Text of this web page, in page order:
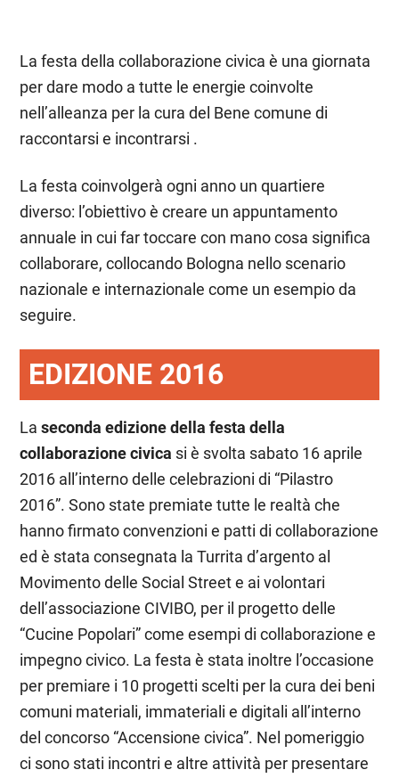
La festa della collaborazione civica è una giornata
per dare modo a tutte le energie coinvolte
nell’alleanza per la cura del Bene comune di
raccontarsi e incontrarsi .
La festa coinvolgerà ogni anno un quartiere
diverso: l’obiettivo è creare un appuntamento
annuale in cui far toccare con mano cosa significa
collaborare, collocando Bologna nello scenario
nazionale e internazionale come un esempio da
seguire.
EDIZIONE 2016
La seconda edizione della festa della
collaborazione civica si è svolta sabato 16 aprile
2016 all’interno delle celebrazioni di “Pilastro
2016”. Sono state premiate tutte le realtà che
hanno firmato convenzioni e patti di collaborazione
ed è stata consegnata la Turrita d’argento al
Movimento delle Social Street e ai volontari
dell’associazione CIVIBO, per il progetto delle
“Cucine Popolari” come esempi di collaborazione e
impegno civico. La festa è stata inoltre l’occasione
per premiare i 10 progetti scelti per la cura dei beni
comuni materiali, immateriali e digitali all’interno
del concorso “Accensione civica”. Nel pomeriggio
ci sono stati incontri e altre attività per presentare